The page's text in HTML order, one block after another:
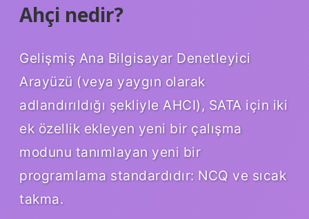
Ahçi nedir?
Gelişmiş Ana Bilgisayar Denetleyici
Arayüzü (veya yaygın olarak
adlandırıldığı şekliyle AHCI), SATA için iki
ek özellik ekleyen yeni bir çalışma
modunu tanımlayan yeni bir
programlama standardıdır: NCQ ve sıcak
takma.